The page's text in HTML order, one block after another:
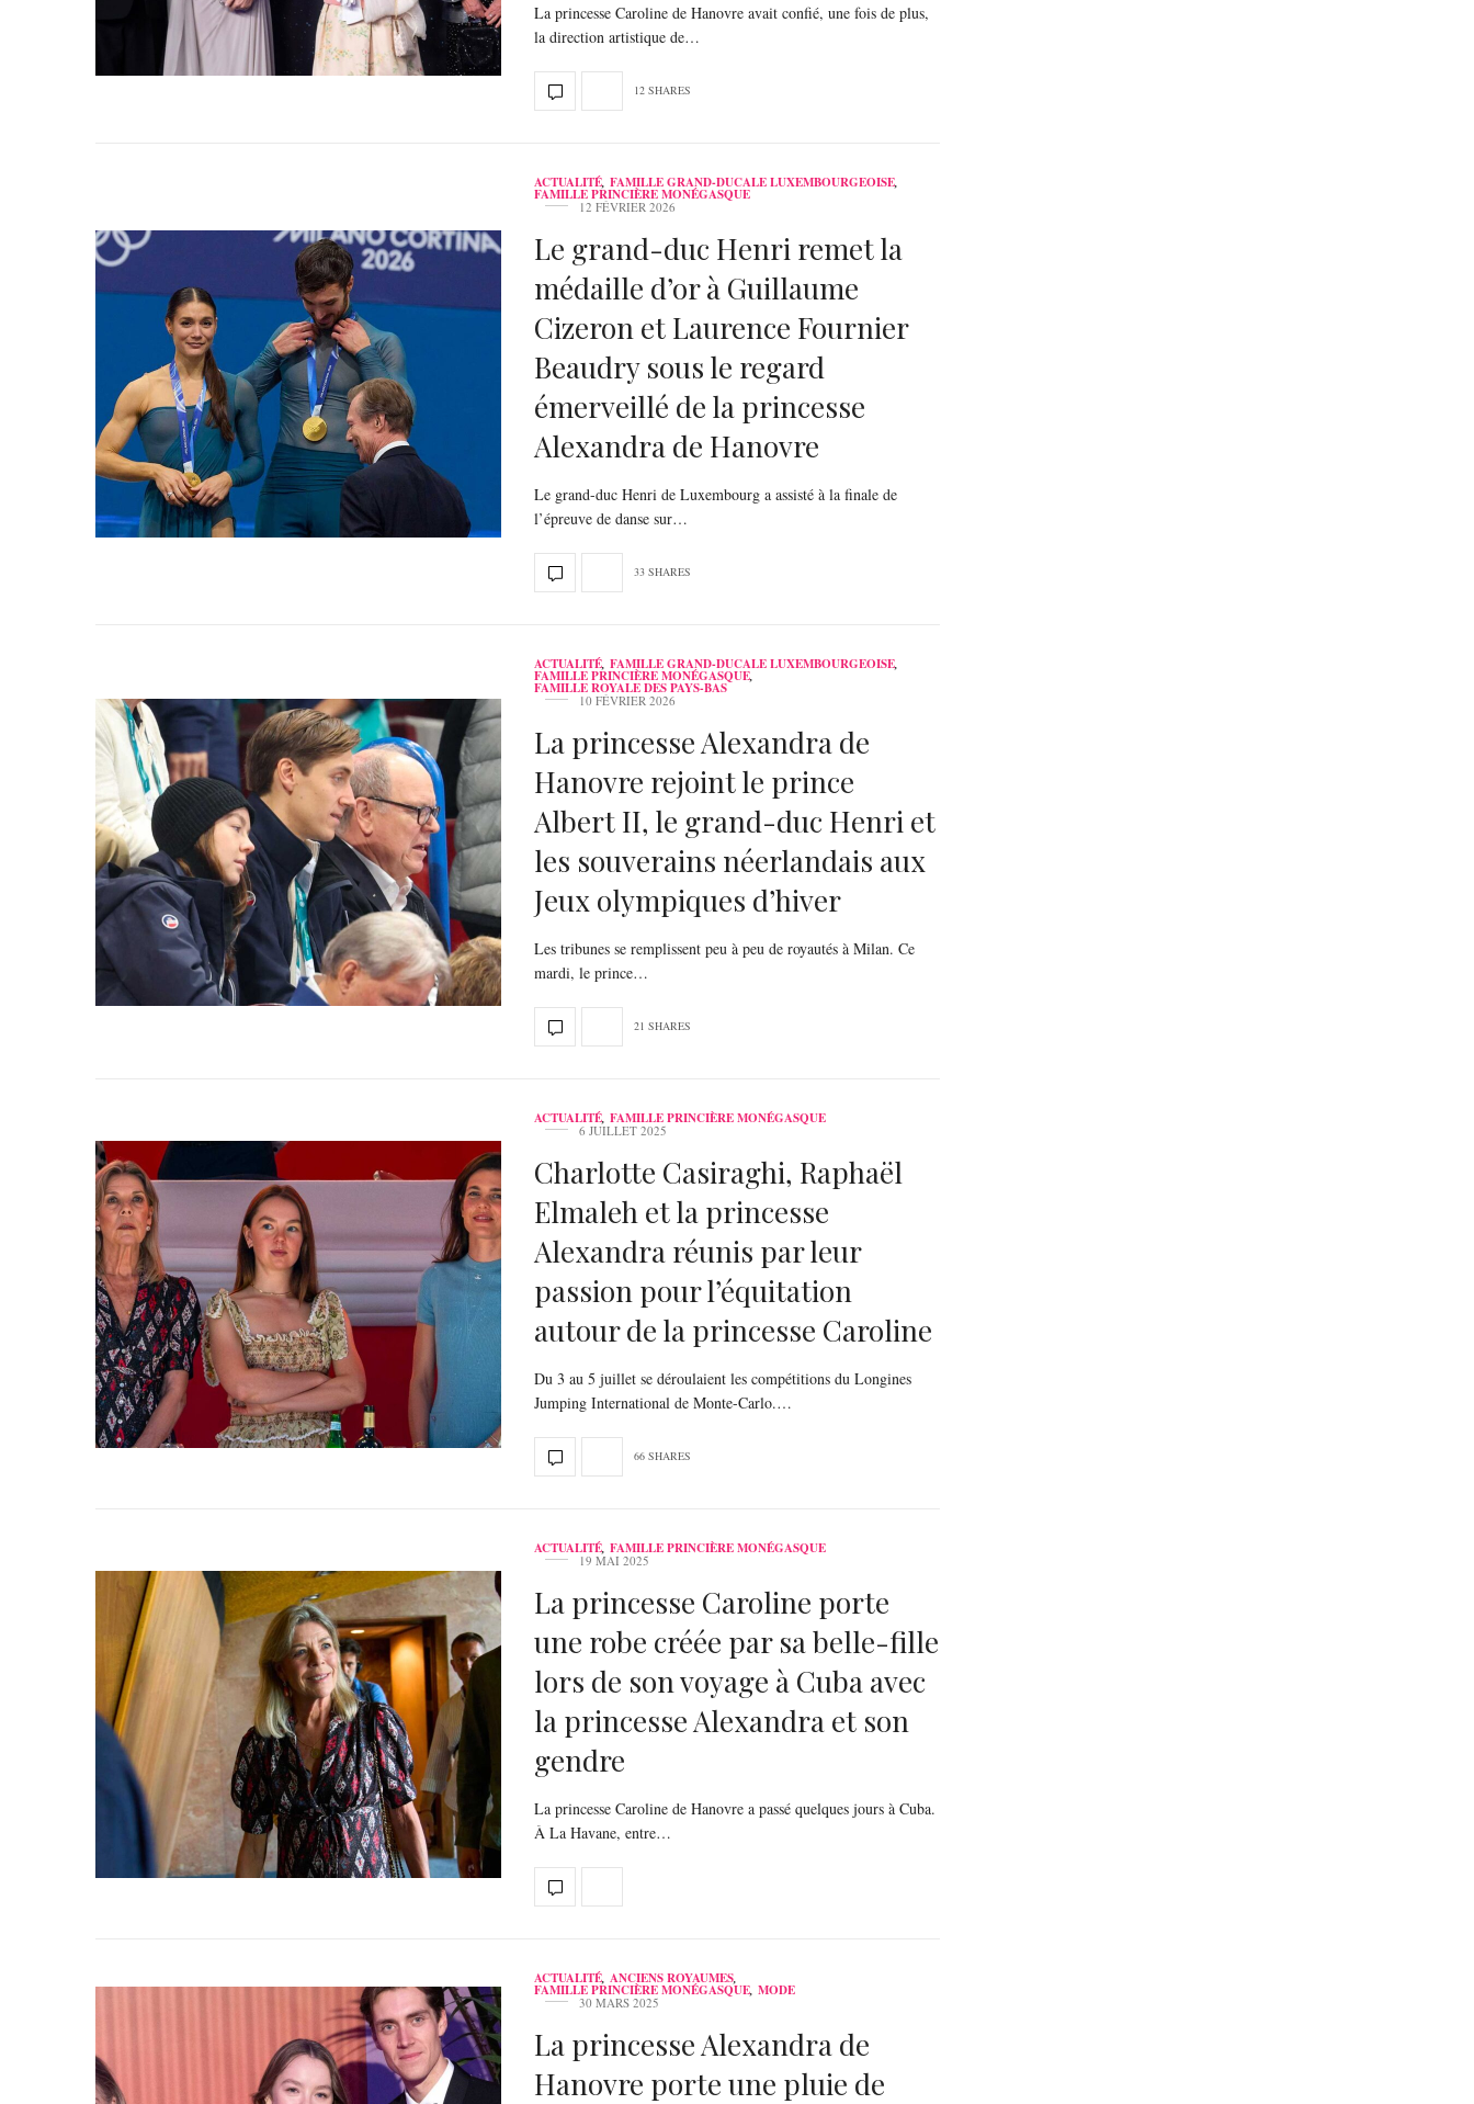
La princesse Caroline de Hanovre avait confié, une fois de plus,
la direction artistique de…
12 SHARES
ACTUALITÉ, FAMILLE GRAND-DUCALE LUXEMBOURGEOISE,
FAMILLE PRINCIÈRE MONÉGASQUE
12 FÉVRIER 2026
Le grand-duc Henri remet la
médaille d’or à Guillaume
Cizeron et Laurence Fournier
Beaudry sous le regard
émerveillé de la princesse
Alexandra de Hanovre
Le grand-duc Henri de Luxembourg a assisté à la finale de
l’épreuve de danse sur…
33 SHARES
ACTUALITÉ, FAMILLE GRAND-DUCALE LUXEMBOURGEOISE,
FAMILLE PRINCIÈRE MONÉGASQUE,
FAMILLE ROYALE DES PAYS-BAS
10 FÉVRIER 2026
La princesse Alexandra de
Hanovre rejoint le prince
Albert II, le grand-duc Henri et
les souverains néerlandais aux
Jeux olympiques d’hiver
Les tribunes se remplissent peu à peu de royautés à Milan. Ce
mardi, le prince…
21 SHARES
ACTUALITÉ, FAMILLE PRINCIÈRE MONÉGASQUE
6 JUILLET 2025
Charlotte Casiraghi, Raphaël
Elmaleh et la princesse
Alexandra réunis par leur
passion pour l’équitation
autour de la princesse Caroline
Du 3 au 5 juillet se déroulaient les compétitions du Longines
Jumping International de Monte-Carlo.…
66 SHARES
ACTUALITÉ, FAMILLE PRINCIÈRE MONÉGASQUE
19 MAI 2025
La princesse Caroline porte
une robe créée par sa belle-fille
lors de son voyage à Cuba avec
la princesse Alexandra et son
gendre
La princesse Caroline de Hanovre a passé quelques jours à Cuba.
À La Havane, entre…
ACTUALITÉ, ANCIENS ROYAUMES,
FAMILLE PRINCIÈRE MONÉGASQUE, MODE
30 MARS 2025
La princesse Alexandra de
Hanovre porte une pluie de